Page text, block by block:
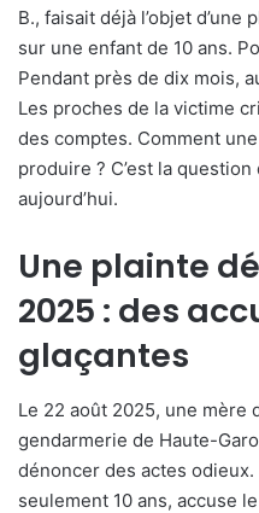
B., faisait déjà l’objet
sur une enfant de 10 ans.
Pendant près de dix mois,
Les proches de la victime
des comptes. Comment
produire ? C’est la
aujourd’hui.
Une plainte
2025 : des
glaçantes
Le 22 août 2025, une mère
gendarmerie de Haute-
dénoncer des actes odieux.
seulement 10 ans, accuse